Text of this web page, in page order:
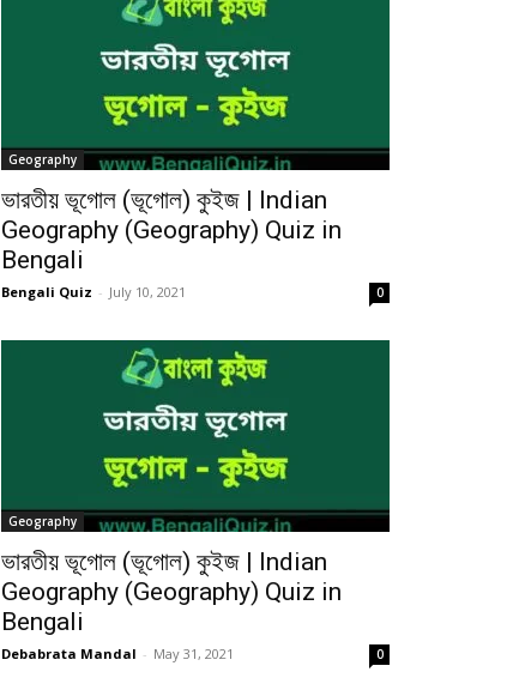
Geography
ভারতীয় ভূগোল (ভূগোল) কুইজ | Indian
Geography (Geography) Quiz in
Bengali
Bengali Quiz - July 10, 2021 0
Geography
ভারতীয় ভূগোল (ভূগোল) কুইজ | Indian
Geography (Geography) Quiz in
Bengali
Debabrata Mandal - May 31, 2021 0